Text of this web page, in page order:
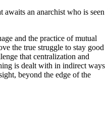
an anarchist who is seen
and the practice of mutual
the true struggle to stay good
that centralization and
is dealt with in indirect ways
beyond the edge of the